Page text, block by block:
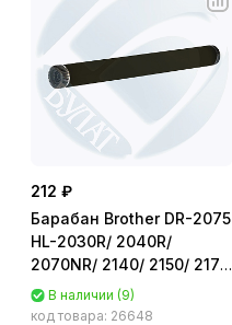
212 ₽
Барабан Brother DR-2075
HL-2030R/ 2040R/
2070NR/ 2140/ 2150/ 2170
Asia/Samsung
(ФОТОВАЛ,
В наличии (9)
код товара: 26648